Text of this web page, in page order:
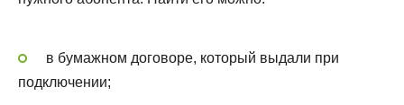
в бумажном договоре, который выдали при
подключении;